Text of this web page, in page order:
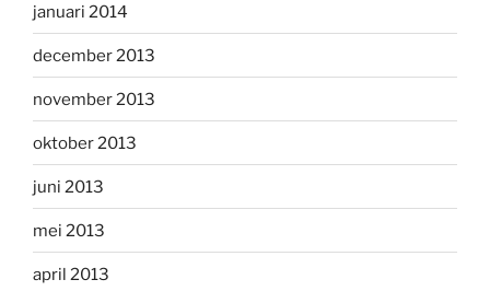
januari 2014
december 2013
november 2013
oktober 2013
juni 2013
mei 2013
april 2013